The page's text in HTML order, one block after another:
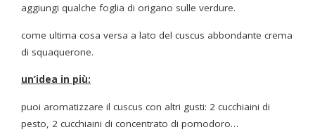
aggiungi qualche foglia di origano sulle verdure.
come ultima cosa versa a lato del cuscus abbondante crema
di squaquerone.
un’idea in più:
puoi aromatizzare il cuscus con altri gusti: 2 cucchiaini di
pesto, 2 cucchiaini di concentrato di pomodoro…